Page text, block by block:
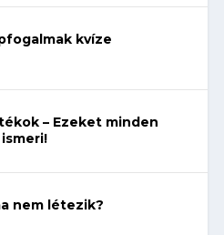
kvíze
– Ezeket minden
nem létezik?